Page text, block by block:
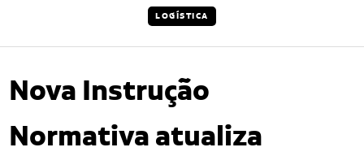
LOGÍSTICA
Nova Instrução
Normativa atualiza